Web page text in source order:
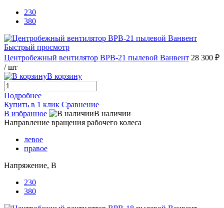
230
380
Быстрый просмотр
Центробежный вентилятор ВРВ-21 пылевой Ванвент 28 300 ₽
/ шт
В корзину
Подробнее
Купить в 1 клик Сравнение
В избранное
В наличии
Направление вращения рабочего колеса
левое
правое
Напряжение, В
230
380